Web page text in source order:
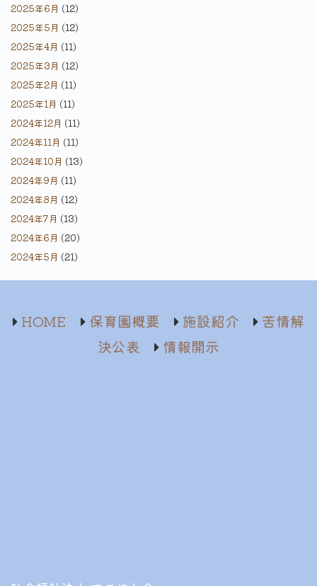
2025年6月 (12)
2025年5月 (12)
2025年4月 (11)
2025年3月 (12)
2025年2月 (11)
2025年1月 (11)
2024年12月 (11)
2024年11月 (11)
2024年10月 (13)
2024年9月 (11)
2024年8月 (12)
2024年7月 (13)
2024年6月 (20)
2024年5月 (21)
HOME 保育園概要 施設紹介
苦情解
決公表
情報開示